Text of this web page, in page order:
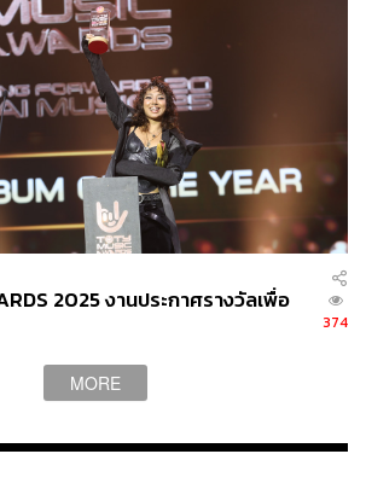
บอกให้ผมไปทางสายวิทย์-คณิต มันก็มี
กันนะ เพราะเพื่อนสนิทเขาเรียนสายเดิม
หละ ถามตัวเองว่าเรียนตามเพื่อนแล้ว
ดท้ายเราก็ต้องอยู่กับตัวเองอยู่ดี
ชอบการคำนวณอะไรพวกนั้น ผมอยาก
นอะไรที่มันสนุก หรืออยากเรียนภาษา
ง อยากฟังเพลงแปลออก อยากคุยกับ
ด้ ก็เลยดื้อขอเลือกเรียนอีกทางหนึ่งแทน
ยังไม่ชัด โอมตอบคำถามของผู้ใหญ่ที่
ไร” ว่าอะไร
ลฯ ตอบส่งๆ ไปเลยครับ อะไรก็ได้ที่เป็น
นนั้น แต่ก็ด่าตัวเองในใจตลอดว่า ไอ้
นนักบินอวกาศเพราะผมชอบเรื่องพวกนี้
2025 งานประกาศรางวัลเพื่อ
374
MORE